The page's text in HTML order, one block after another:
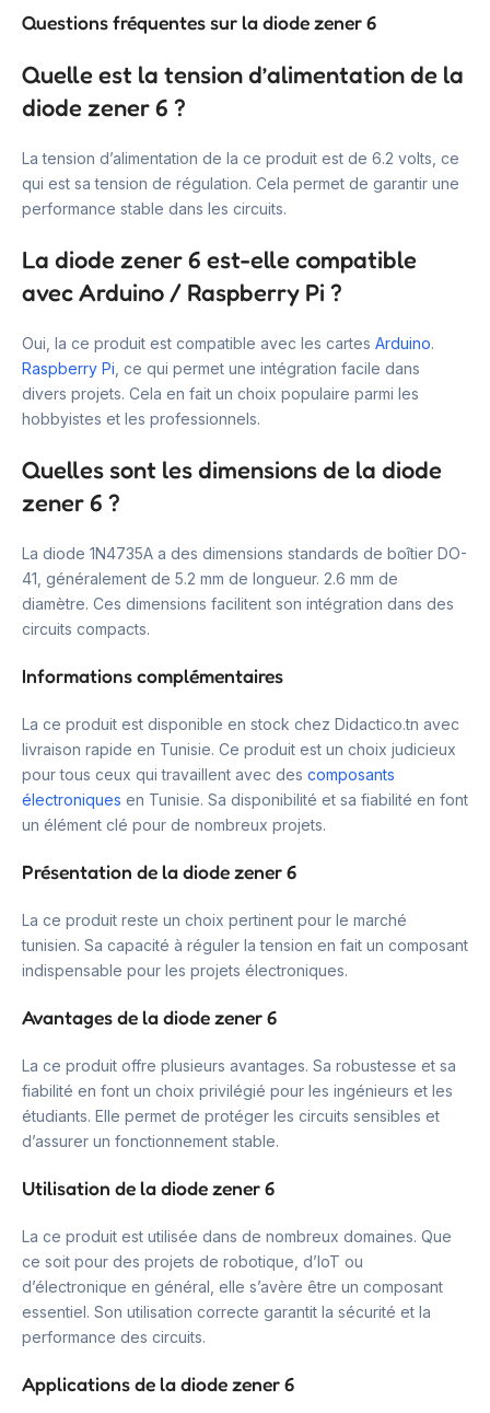
Questions fréquentes sur la diode zener 6
Quelle est la tension d’alimentation de la
diode zener 6 ?
La tension d’alimentation de la ce produit est de 6.2 volts, ce
qui est sa tension de régulation. Cela permet de garantir une
performance stable dans les circuits.
La diode zener 6 est-elle compatible
avec Arduino / Raspberry Pi ?
Oui, la ce produit est compatible avec les cartes Arduino.
Raspberry Pi , ce qui permet une intégration facile dans
divers projets. Cela en fait un choix populaire parmi les
hobbyistes et les professionnels.
Quelles sont les dimensions de la diode
zener 6 ?
La diode 1N4735A a des dimensions standards de boîtier DO-
41, généralement de 5.2 mm de longueur. 2.6 mm de
diamètre. Ces dimensions facilitent son intégration dans des
circuits compacts.
Informations complémentaires
La ce produit est disponible en stock chez Didactico.tn avec
livraison rapide en Tunisie. Ce produit est un choix judicieux
pour tous ceux qui travaillent avec des composants
électroniques en Tunisie. Sa disponibilité et sa fiabilité en font
un élément clé pour de nombreux projets.
Présentation de la diode zener 6
La ce produit reste un choix pertinent pour le marché
tunisien. Sa capacité à réguler la tension en fait un composant
indispensable pour les projets électroniques.
Avantages de la diode zener 6
La ce produit offre plusieurs avantages. Sa robustesse et sa
fiabilité en font un choix privilégié pour les ingénieurs et les
étudiants. Elle permet de protéger les circuits sensibles et
d’assurer un fonctionnement stable.
Utilisation de la diode zener 6
La ce produit est utilisée dans de nombreux domaines. Que
ce soit pour des projets de robotique, d’IoT ou
d’électronique en général, elle s’avère être un composant
essentiel. Son utilisation correcte garantit la sécurité et la
performance des circuits.
Applications de la diode zener 6